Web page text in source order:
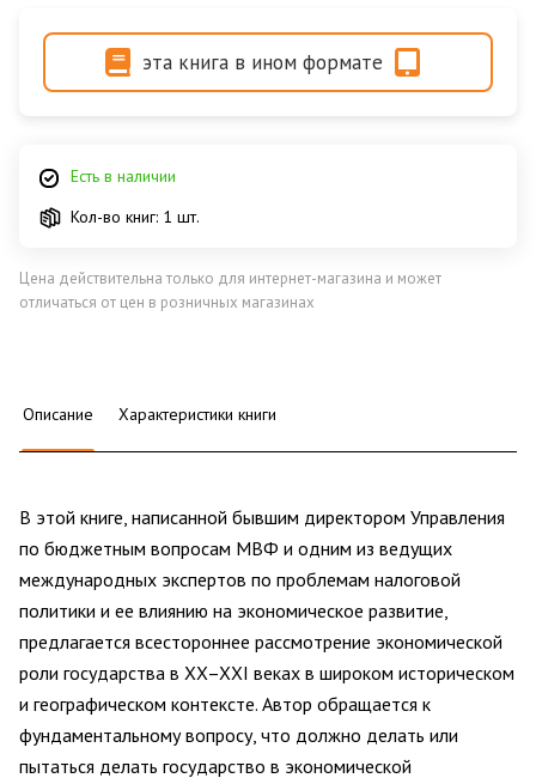
эта книга в ином формате
Есть в наличии
Кол-во книг: 1 шт.
Цена действительна только для интернет-магазина и может
отличаться от цен в розничных магазинах
Описание Характеристики книги
В этой книге, написанной бывшим директором Управления
по бюджетным вопросам МВФ и одним из ведущих
международных экспертов по проблемам налоговой
политики и ее влиянию на экономическое развитие,
предлагается всестороннее рассмотрение экономической
роли государства в XX–XXI веках в широком историческом
и географическом контексте. Автор обращается к
фундаментальному вопросу, что должно делать или
пытаться делать государство в экономической